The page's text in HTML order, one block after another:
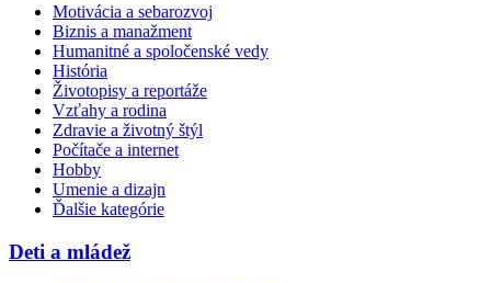
Motivácia a sebarozvoj
Biznis a manažment
Humanitné a spoločenské vedy
História
Životopisy a reportáže
Vzťahy a rodina
Zdravie a životný štýl
Počítače a internet
Hobby
Umenie a dizajn
Ďalšie kategórie
Deti a mládež